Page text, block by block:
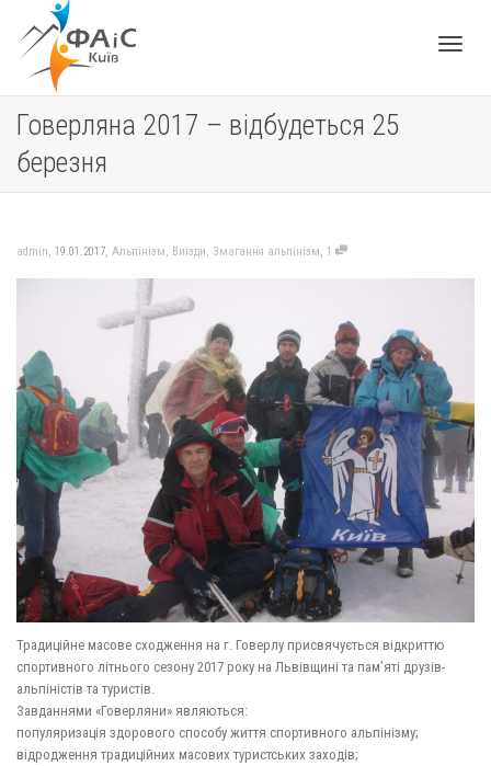
Говерляна 2017 – відбудеться 25
березня
admin, 19.01.2017, Альпінізм, Виїзди, Змагання альпінізм, 1
Традиційне масове сходження на г. Говерлу присвячується відкриттю
спортивного літнього сезону 2017 року на Львівщині та пам’яті друзів-
альпіністів та туристів.
Завданнями «Говерляни» являються:
популяризація здорового способу життя спортивного альпінізму;
відродження традиційних масових туристських заходів;